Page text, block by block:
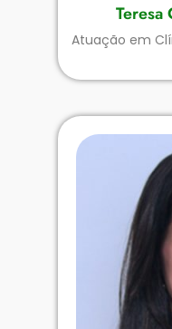
Teresa
Atuação em